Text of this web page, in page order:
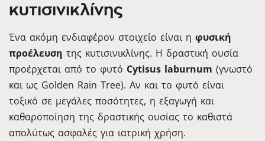
κυτισινικλίνης
Ένα ακόμη ενδιαφέρον στοιχείο είναι η φυσική
προέλευση της κυτισινικλίνης. Η δραστική ουσία
προέρχεται από το φυτό Cytisus laburnum (γνωστό
και ως Golden Rain Tree). Αν και το φυτό είναι
τοξικό σε μεγάλες ποσότητες, η εξαγωγή και
καθαροποίηση της δραστικής ουσίας το καθιστά
απολύτως ασφαλές για ιατρική χρήση.